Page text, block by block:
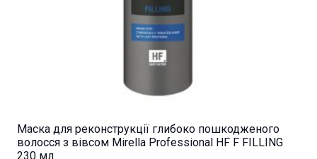
Маска для реконструкцiї глибоко пошкодженого
волосся з вiвсом Mirella Professional HF F FILLING
230 мл